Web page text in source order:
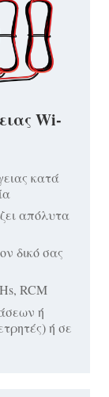
Wi-
κατά
απόλυτα
δικό σας
RCM
ή
ή σε